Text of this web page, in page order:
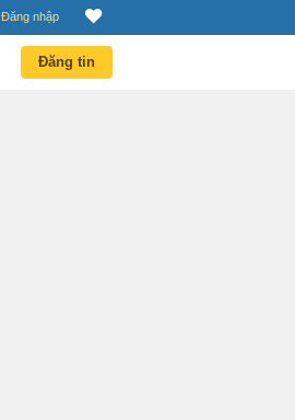
Đăng nhập
Đăng tin